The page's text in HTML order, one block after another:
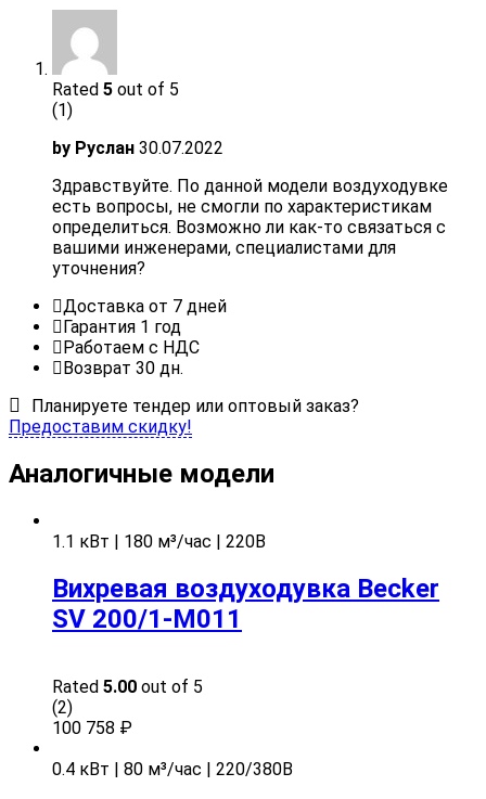
Rated 5 out of 5
(1)
by Руслан 30.07.2022
Здравствуйте. По данной модели воздуходувке
есть вопросы, не смогли по характеристикам
определиться. Возможно ли как-то связаться с
вашими инженерами, специалистами для
уточнения?
Доставка от 7 дней
Гарантия 1 год
Работаем с НДС
Возврат 30 дн.
Планируете тендер или оптовый заказ?
Предоставим скидку!
Аналогичные модели
1.1 кВт | 180 м³/час | 220В
Вихревая воздуходувка Becker
SV 200/1-M011
Rated 5.00 out of 5
(2)
100 758 ₽
0.4 кВт | 80 м³/час | 220/380В